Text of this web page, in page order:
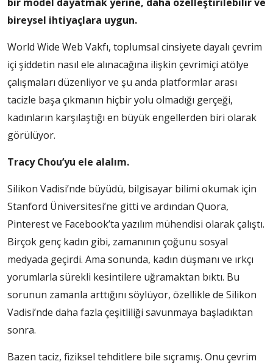
bireysel ihtiyaçlara uygun.
World Wide Web Vakfı, toplumsal cinsiyete dayalı çevrim
içi şiddetin nasıl ele alınacağına ilişkin çevrimiçi atölye
çalışmaları düzenliyor ve şu anda platformlar arası
tacizle başa çıkmanın hiçbir yolu olmadığı gerçeği,
kadınların karşılaştığı en büyük engellerden biri olarak
görülüyor.
Tracy Chou’yu ele alalım.
Silikon Vadisi’nde büyüdü, bilgisayar bilimi okumak için
Stanford Üniversitesi’ne gitti ve ardından Quora,
Pinterest ve Facebook’ta yazılım mühendisi olarak çalıştı.
Birçok genç kadın gibi, zamanının çoğunu sosyal
medyada geçirdi. Ama sonunda, kadın düşmanı ve ırkçı
yorumlarla sürekli kesintilere uğramaktan bıktı. Bu
sorunun zamanla arttığını söylüyor, özellikle de Silikon
Vadisi’nde daha fazla çeşitliliği savunmaya başladıktan
sonra.
Bazen taciz, fiziksel tehditlere bile sıçramış. Onu çevrim